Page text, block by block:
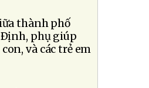
thành phố
phụ giúp
và các trẻ em